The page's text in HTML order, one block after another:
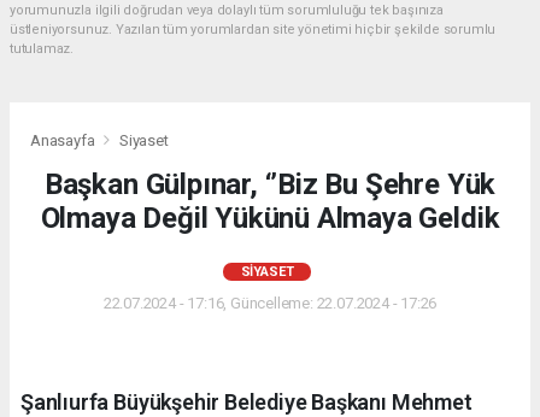
yorumunuzla ilgili doğrudan veya dolaylı tüm sorumluluğu tek başınıza
üstleniyorsunuz. Yazılan tüm yorumlardan site yönetimi hiçbir şekilde sorumlu
tutulamaz.
Anasayfa Siyaset
Başkan Gülpınar, ‘’Biz Bu Şehre Yük
Olmaya Değil Yükünü Almaya Geldik
SIYASET
22.07.2024 - 17:16, Güncelleme: 22.07.2024 - 17:26
Şanlıurfa Büyükşehir Belediye Başkanı Mehmet